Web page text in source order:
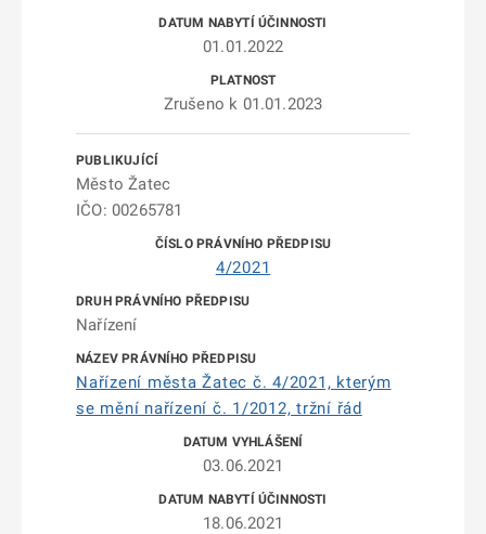
01.01.2022
Zrušeno k 01.01.2023
Město Žatec
IČO: 00265781
4/2021
Nařízení
Nařízení města Žatec č. 4/2021, kterým
se mění nařízení č. 1/2012, tržní řád
03.06.2021
18.06.2021